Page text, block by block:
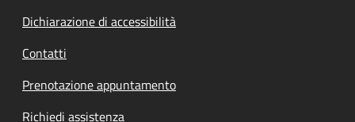
Dichiarazione di accessibilità
Contatti
Prenotazione appuntamento
Richiedi assistenza